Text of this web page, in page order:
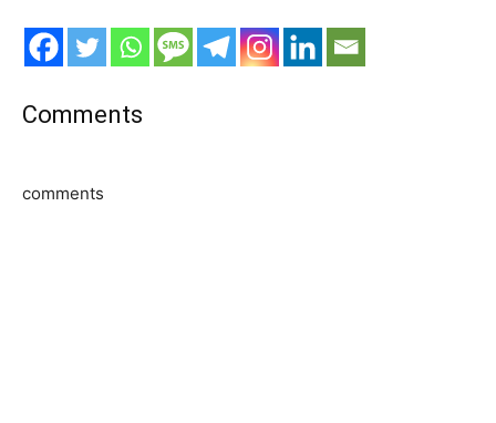
Comments
comments